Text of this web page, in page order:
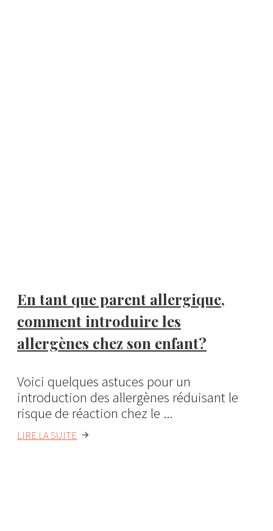
En tant que parent allergique,
comment introduire les
allergènes chez son enfant?
Voici quelques astuces pour un
introduction des allergènes réduisant le
risque de réaction chez le ...
LIRE LA SUITE